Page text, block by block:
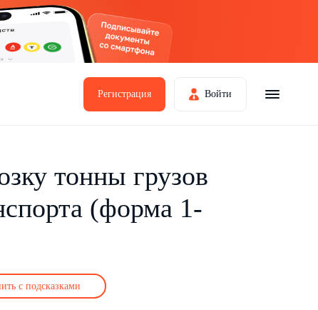
Регистрация Войти
тонны грузов
(форма 1-
с подсказками